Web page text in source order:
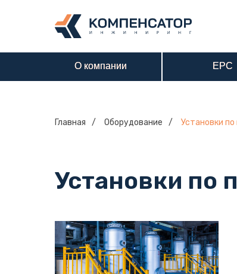
О компании
О компании EPC
EPC
О компании
О компании
Главная / Оборудование / Установки
Установки по